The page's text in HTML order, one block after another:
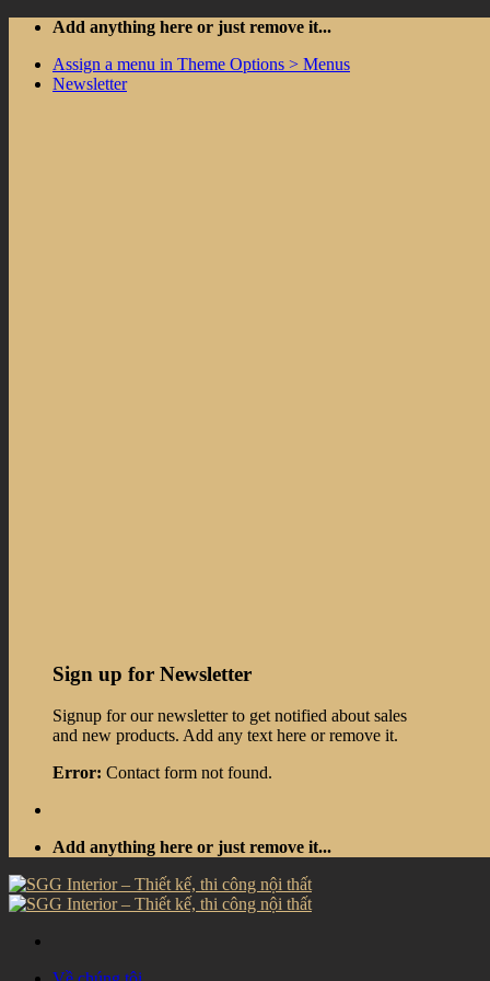
Skip
content
Add anything here or just remove it...
Assign a menu in Theme Options > Menus
Newsletter
Sign up for Newsletter
Signup for our newsletter to get notified about sales
and new products. Add any text here or remove it.
Error: Contact form not found.
Add anything here or just remove it...